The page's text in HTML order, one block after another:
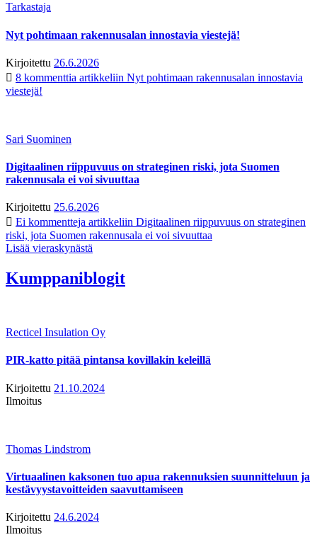
Tarkastaja
Nyt pohtimaan rakennusalan innostavia viestejä!
Kirjoitettu 26.6.2026
8 kommenttia artikkeliin Nyt pohtimaan rakennusalan innostavia
viestejä!
Sari Suominen
Digitaalinen riippuvuus on strateginen riski, jota Suomen
rakennusala ei voi sivuuttaa
Kirjoitettu 25.6.2026
Ei kommentteja artikkeliin Digitaalinen riippuvuus on strateginen
riski, jota Suomen rakennusala ei voi sivuuttaa
Lisää vieraskynästä
Kumppaniblogit
Recticel Insulation Oy
PIR-katto pitää pintansa kovillakin keleillä
Kirjoitettu 21.10.2024
Ilmoitus
Thomas Lindstrom
Virtuaalinen kaksonen tuo apua rakennuksien suunnitteluun ja
kestävyystavoitteiden saavuttamiseen
Kirjoitettu 24.6.2024
Ilmoitus